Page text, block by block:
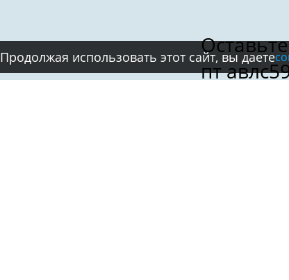
Продолжая использовать этот сайт, вы даете